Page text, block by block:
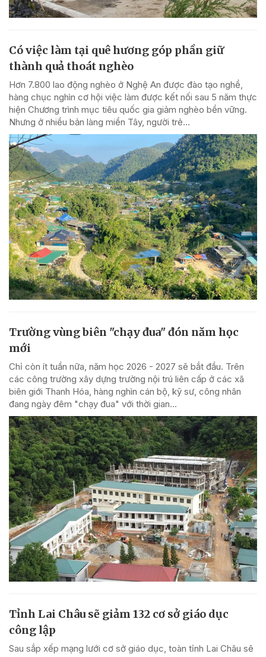
Có việc làm tại quê hương góp phần giữ
thành quả thoát nghèo
Hơn 7.800 lao động nghèo ở Nghệ An được đào tạo nghề,
hàng chục nghìn cơ hội việc làm được kết nối sau 5 năm thực
hiện Chương trình mục tiêu quốc gia giảm nghèo bền vững.
Nhưng ở nhiều bản làng miền Tây, người trẻ...
Trường vùng biên "chạy đua" đón năm học
mới
Chỉ còn ít tuần nữa, năm học 2026 - 2027 sẽ bắt đầu. Trên
các công trường xây dựng trường nội trú liên cấp ở các xã
biên giới Thanh Hóa, hàng nghìn cán bộ, kỹ sư, công nhân
đang ngày đêm "chạy đua" với thời gian...
Tỉnh Lai Châu sẽ giảm 132 cơ sở giáo dục
công lập
Sau sắp xếp mạng lưới cơ sở giáo dục, toàn tỉnh Lai Châu sẽ